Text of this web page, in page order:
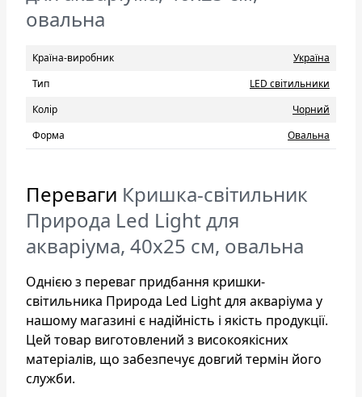
овальна
Країна-виробник
Україна
Тип
LED світильники
Колір
Чорний
Форма
Овальна
Переваги Кришка-світильник
Природа Led Light для
акваріума, 40х25 см, овальна
Однією з переваг придбання кришки-
світильника Природа Led Light для акваріума у
нашому магазині є надійність і якість продукції.
Цей товар виготовлений з високоякісних
матеріалів, що забезпечує довгий термін його
служби.